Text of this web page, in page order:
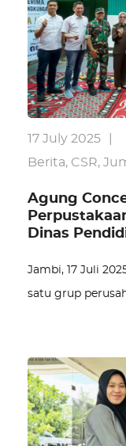
17 July 2025
Berita, CSR,
Agung
Dinas
Jambi, 17 Juli
satu grup